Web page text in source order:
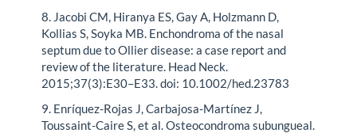
8. Jacobi CM, Hiranya ES, Gay A, Holzmann D,
Kollias S, Soyka MB. Enchondroma of the nasal
septum due to Ollier disease: a case report and
review of the literature. Head Neck.
2015;37(3):E30–E33. doi: 10.1002/hed.23783
9. Enríquez-Rojas J, Carbajosa-Martínez J,
Toussaint-Caire S, et al. Osteocondroma subungueal.